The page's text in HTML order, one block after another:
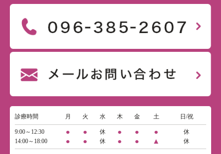
診療時間 月 火 水 木 金 土 日/祝
9:00～12:30 ● ● 休 ● ● ●
休
14:00～18:00
● ● 休 ● ● ▲ 休